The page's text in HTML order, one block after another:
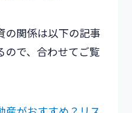
の関係は以下の記事
ので、合わせてご覧